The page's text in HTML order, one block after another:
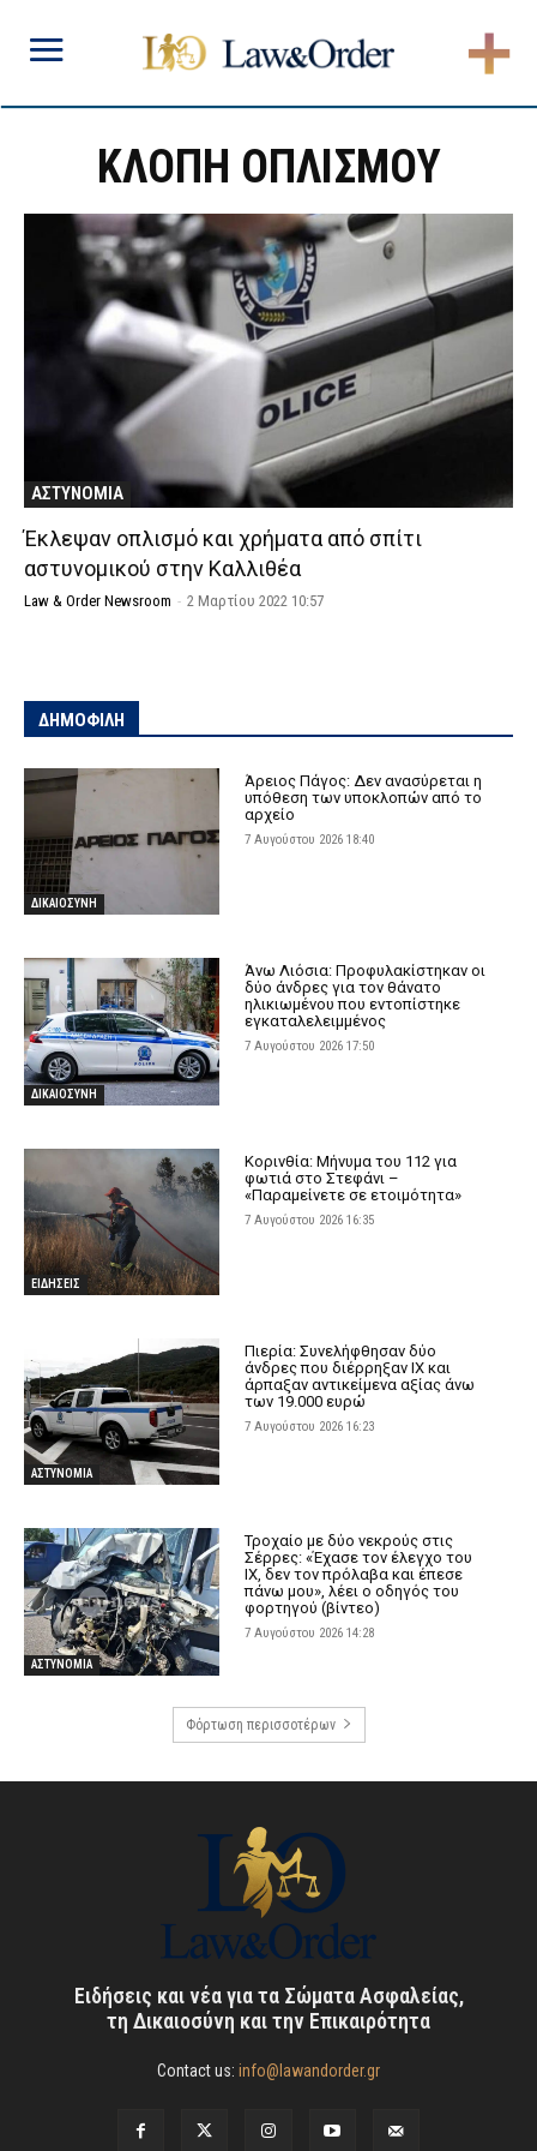
ΚΛΟΠΗ ΟΠΛΙΣΜΟΥ
ΑΣΤΥΝΟΜΙΑ
Έκλεψαν οπλισμό και χρήματα από σπίτι
αστυνομικού στην Καλλιθέα
Law & Order Newsroom - 2 Μαρτίου 2022 10:57
ΔΗΜΟΦΙΛΗ
ΔΙΚΑΙΟΣΥΝΗ
Άρειος Πάγος: Δεν ανασύρεται η
υπόθεση των υποκλοπών από το
αρχείο
7 Αυγούστου 2026 18:40
ΔΙΚΑΙΟΣΥΝΗ
Άνω Λιόσια: Προφυλακίστηκαν οι
δύο άνδρες για τον θάνατο
ηλικιωμένου που εντοπίστηκε
εγκαταλελειμμένος
7 Αυγούστου 2026 17:50
ΕΙΔΗΣΕΙΣ
Κορινθία: Μήνυμα του 112 για
φωτιά στο Στεφάνι –
«Παραμείνετε σε ετοιμότητα»
7 Αυγούστου 2026 16:35
ΑΣΤΥΝΟΜΙΑ
Πιερία: Συνελήφθησαν δύο
άνδρες που διέρρηξαν ΙΧ και
άρπαξαν αντικείμενα αξίας άνω
των 19.000 ευρώ
7 Αυγούστου 2026 16:23
ΑΣΤΥΝΟΜΙΑ
Τροχαίο με δύο νεκρούς στις
Σέρρες: «Έχασε τον έλεγχο του
ΙΧ, δεν τον πρόλαβα και έπεσε
πάνω μου», λέει ο οδηγός του
φορτηγού (βίντεο)
7 Αυγούστου 2026 14:28
Φόρτωση περισσοτέρων
Ειδήσεις και νέα για τα Σώματα Ασφαλείας,
τη Δικαιοσύνη και την Επικαιρότητα
Contact us: info@lawandorder.gr